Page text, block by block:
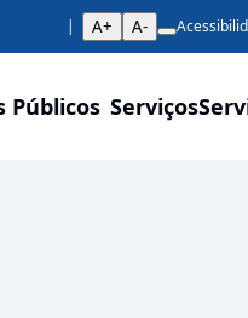
A+ A-
Públicos Serviços